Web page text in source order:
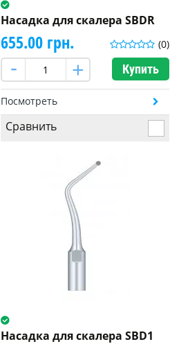
Насадка для скалера SBDR
(0)
655.00 грн.
Купить
Посмотреть
Сравнить
Насадка для скалера SBD1